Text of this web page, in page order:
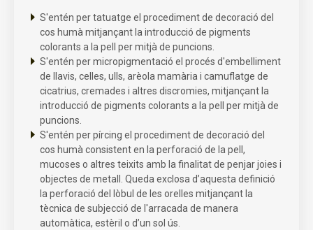
S'entén per tatuatge el procediment de decoració del
cos humà mitjançant la introducció de pigments
colorants a la pell per mitjà de puncions.
S'entén per micropigmentació el procés d'embelliment
de llavis, celles, ulls, arèola mamària i camuflatge de
cicatrius, cremades i altres discromies, mitjançant la
introducció de pigments colorants a la pell per mitjà de
puncions.
S'entén per pírcing el procediment de decoració del
cos humà consistent en la perforació de la pell,
mucoses o altres teixits amb la finalitat de penjar joies i
objectes de metall. Queda exclosa d’aquesta definició
la perforació del lòbul de les orelles mitjançant la
tècnica de subjecció de l'arracada de manera
automàtica, estèril o d’un sol ús.